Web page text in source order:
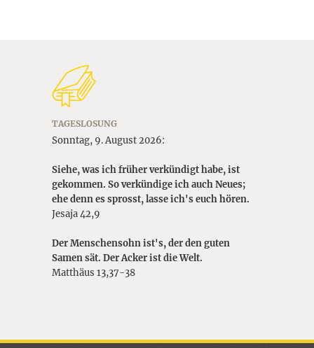
TAGESLOSUNG
Sonntag, 9. August 2026:
Siehe, was ich früher verkündigt habe, ist
gekommen. So verkündige ich auch Neues;
ehe denn es sprosst, lasse ich's euch hören.
Jesaja 42,9
Der Menschensohn ist's, der den guten
Samen sät. Der Acker ist die Welt.
Matthäus 13,37-38